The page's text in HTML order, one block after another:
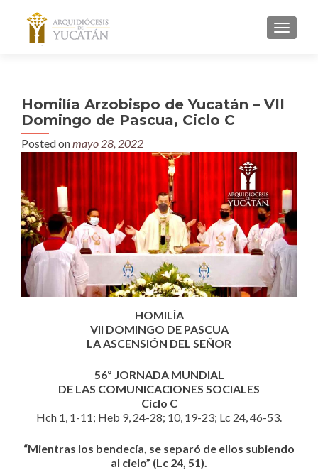
MENU
Homilía Arzobispo de Yucatán – VII
Domingo de Pascua, Ciclo C
Posted onmayo 28, 2022
HOMILÍA
VII DOMINGO DE PASCUA
LA ASCENSIÓN DEL SEÑOR
56º JORNADA MUNDIAL
DE LAS COMUNICACIONES SOCIALES
Ciclo C
Hch 1, 1-11; Heb 9, 24-28; 10, 19-23; Lc 24, 46-53.
“Mientras los bendecía, se separó de ellos subiendo
al cielo” (Lc 24, 51).